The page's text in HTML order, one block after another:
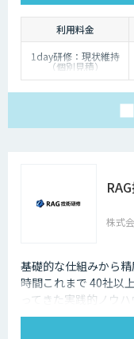
利用料金
1day研修：現状維持
（個別見積）
スタンダードプラン：
株式
基礎的な仕組みから
時間これまで 40社以
ってきた実践的ノウ
RAGの基礎知識・精